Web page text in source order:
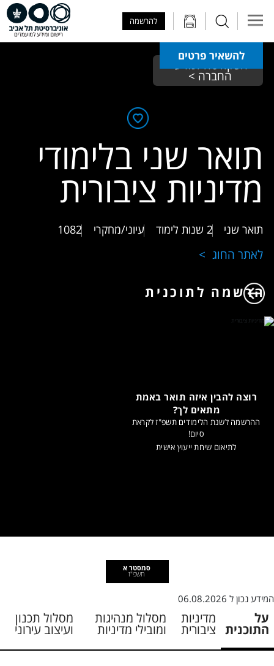
להרשמה
להשאיר פרטים
הפקולטה למדעי
החברה >
תואר שני בלימודי
מדיניות ציבורית
תואר שני 2 שנות לימוד עיוני/מחקרי 1082
לאתר החוג
הרשמה לתוכנית
רוצה להבין איזה תואר באמת
מתאים לך?
ההרשמה לשנת הלימודים תשפ"ז לקראת
סיום!
לתיאום שיחת ייעוץ אישית
סמסטר א
תשפ"ז
המידע נכון ל 06.08.2026
על
התוכנית
מדיניות
ציבורית
מסלול מנהיגות
ומובילי מדיניות
מסלול תכנון
ועיצוב עירוני